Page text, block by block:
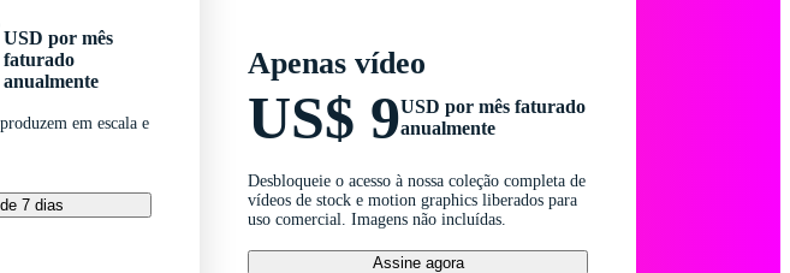
USD por mês
faturado
anualmente
em escala e
7 dias
Apenas vídeo
US$ 9USD por mês faturado
anualmente
Desbloqueie o acesso à nossa coleção completa de
vídeos de stock e motion graphics liberados para
uso comercial. Imagens não incluídas.
Assine agora